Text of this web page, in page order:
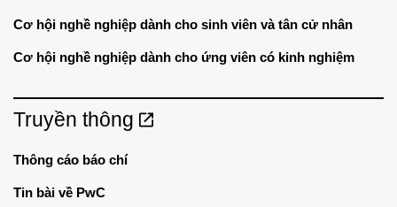
Cơ hội nghề nghiệp dành cho sinh viên và tân cử nhân
Cơ hội nghề nghiệp dành cho ứng viên có kinh nghiệm
Truyền thông
Thông cáo báo chí
Tin bài về PwC